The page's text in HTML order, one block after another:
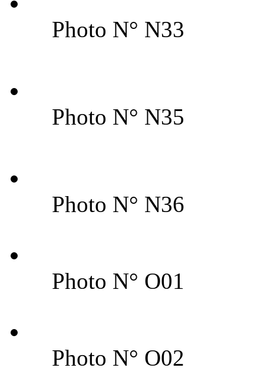
Photo N° N33
Photo N° N35
Photo N° N36
Photo N° O01
Photo N° O02